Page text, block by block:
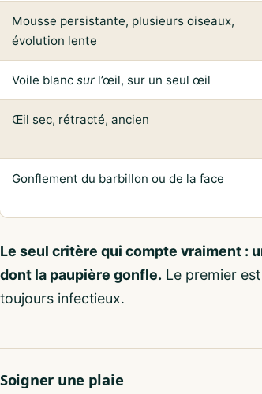
Mousse persistante, plusieurs oiseaux,
évolution lente
Voile blancsur l’œil, sur un seul œil
Œil sec, rétracté, ancien
Gonflement du barbillon ou de la face
Le seul critère qui compte vraiment :
dont la paupière gonfle. Le premier
toujours infectieux.
Soigner une plaie